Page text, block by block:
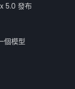
5.0 發布
個模型